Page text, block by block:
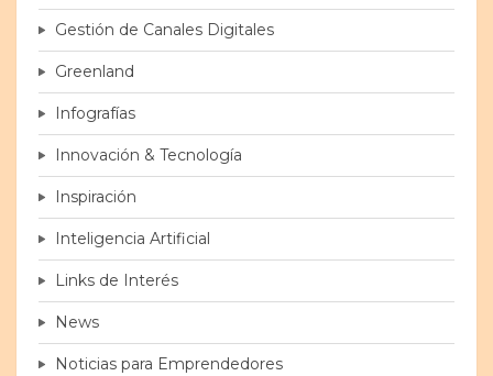
Gestión de Canales Digitales
Greenland
Infografías
Innovación & Tecnología
Inspiración
Inteligencia Artificial
Links de Interés
News
Noticias para Emprendedores